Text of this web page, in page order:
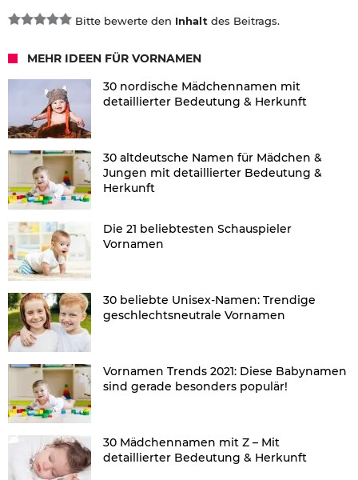
Bitte bewerte den Inhalt des Beitrags.
MEHR IDEEN FÜR VORNAMEN
30 nordische Mädchennamen mit
detaillierter Bedeutung & Herkunft
30 altdeutsche Namen für Mädchen &
Jungen mit detaillierter Bedeutung &
Herkunft
Die 21 beliebtesten Schauspieler
Vornamen
30 beliebte Unisex-Namen: Trendige
geschlechtsneutrale Vornamen
Vornamen Trends 2021: Diese Babynamen
sind gerade besonders populär!
30 Mädchennamen mit Z – Mit
detaillierter Bedeutung & Herkunft